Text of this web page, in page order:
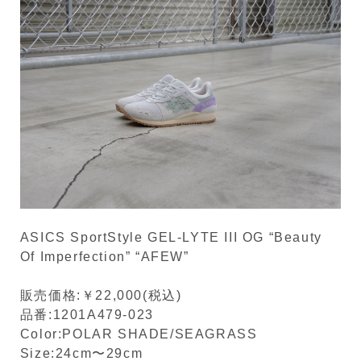
ASICS SportStyle GEL-LYTE III OG “Beauty
Of Imperfection” “AFEW”
販売価格:￥22,000(税込)
品番:1201A479-023
Color:POLAR SHADE/SEAGRASS
Size:24cm〜29cm